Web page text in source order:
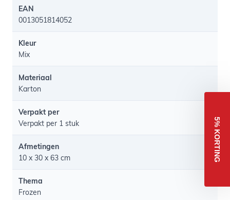
EAN
0013051814052
Kleur
Mix
Materiaal
Karton
Verpakt per
Verpakt per 1 stuk
Afmetingen
10 x 30 x 63 cm
Thema
Frozen
5% KORTING